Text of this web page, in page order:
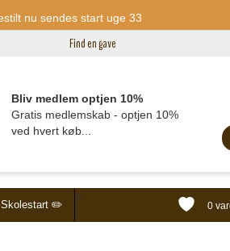
nu sendes start uge 33
Find en gave
Bliv medlem optjen 10%
Gratis medlemskab - optjen 10%
ved hvert køb...
Skolestart ✏️
>
0